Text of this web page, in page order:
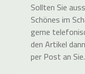
Sollten Sie
Schönes im
gerne
den Artikel
per Post an Sie.